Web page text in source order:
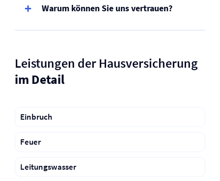
Warum können Sie uns vertrauen?
Leistungen der Haus­versicherung
im Detail
Einbruch
Feuer
Leitungswasser